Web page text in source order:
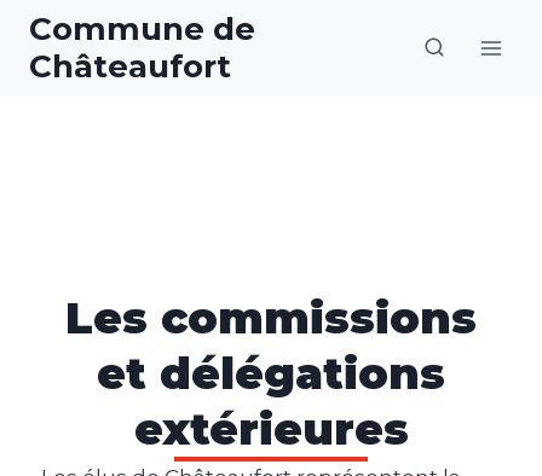
Aller
contenu
Commune de
Châteaufort
Les commissions
et délégations
extérieures